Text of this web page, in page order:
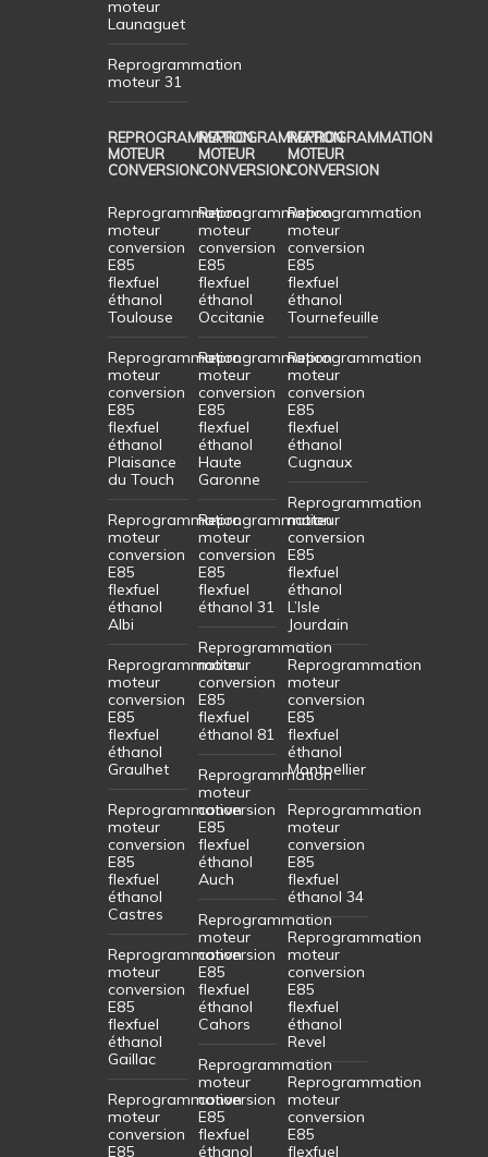
moteur
Launaguet
Reprogrammation
moteur 31
REPROGRAMMATION
MOTEUR
CONVERSION
Reprogrammation
moteur
conversion
E85
flexfuel
éthanol
Toulouse
Reprogrammation
moteur
conversion
E85
flexfuel
éthanol
Plaisance
du Touch
Reprogrammation
moteur
conversion
E85
flexfuel
éthanol
Albi
Reprogrammation
moteur
conversion
E85
flexfuel
éthanol
Graulhet
Reprogrammation
moteur
conversion
E85
flexfuel
éthanol
Castres
Reprogrammation
moteur
conversion
E85
flexfuel
éthanol
Gaillac
Reprogrammation
moteur
conversion
E85
REPROGRAMMATION
MOTEUR
CONVERSION
Reprogrammation
moteur
conversion
E85
flexfuel
éthanol
Occitanie
Reprogrammation
moteur
conversion
E85
flexfuel
éthanol
Haute
Garonne
Reprogrammation
moteur
conversion
E85
flexfuel
éthanol 31
Reprogrammation
moteur
conversion
E85
flexfuel
éthanol 81
Reprogrammation
moteur
conversion
E85
flexfuel
éthanol
Auch
Reprogrammation
moteur
conversion
E85
flexfuel
éthanol
Cahors
Reprogrammation
moteur
conversion
E85
flexfuel
éthanol
REPROGRAMMATION
MOTEUR
CONVERSION
Reprogrammation
moteur
conversion
E85
flexfuel
éthanol
Tournefeuille
Reprogrammation
moteur
conversion
E85
flexfuel
éthanol
Cugnaux
Reprogrammation
moteur
conversion
E85
flexfuel
éthanol
L’Isle
Jourdain
Reprogrammation
moteur
conversion
E85
flexfuel
éthanol
Montpellier
Reprogrammation
moteur
conversion
E85
flexfuel
éthanol 34
Reprogrammation
moteur
conversion
E85
flexfuel
éthanol
Revel
Reprogrammation
moteur
conversion
E85
flexfuel